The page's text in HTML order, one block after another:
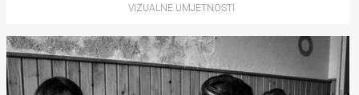
VIZUALNE UMJETNOSTI